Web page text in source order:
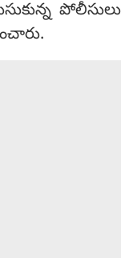
పోలీసులు